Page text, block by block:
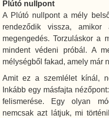
Plútó nullpont
A Plútó nullpont a mély
rendeződik vissza,
megengedés. Torzuláskor a
mindent védeni próbál. A
mélységből fakad, amely már
Amit ez a szemlélet kínál,
Inkább egy másfajta
felismerése. Egy olyan
nemcsak azt látjuk, mi